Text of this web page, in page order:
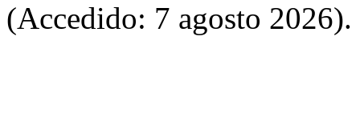
(Accedido: 7 agosto 2026).